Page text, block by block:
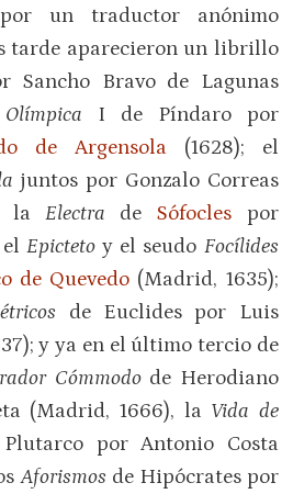
por un traductor anónimo
tarde aparecieron un librillo
Sancho Bravo de Lagunas
Olímpica I de Píndaro por
de Argensola (1628); el
juntos por Gonzalo Correas
la Electra de Sófocles por
Epictetoy el seudo Focílides
de Quevedo (Madrid, 1635);
de Euclides por Luis
y ya en el último tercio de
Cómmodo de Herodiano
(Madrid, 1666), la Vida de
por Antonio Costa
Aforismos de Hipócrates por